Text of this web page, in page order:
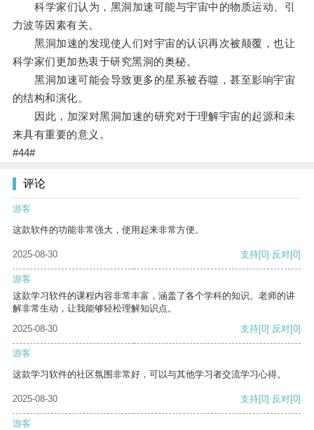
科学家们认为，黑洞加速可能与宇宙中的物质运动、引
力波等因素有关。
黑洞加速的发现使人们对宇宙的认识再次被颠覆，也让
科学家们更加热衷于研究黑洞的奥秘。
黑洞加速可能会导致更多的星系被吞噬，甚至影响宇宙
的结构和演化。
因此，加深对黑洞加速的研究对于理解宇宙的起源和未
来具有重要的意义。
#44#
评论
游客
这款软件的功能非常强大，使用起来非常方便。
2025-08-30 支持[0] 反对[0]
游客
这款学习软件的课程内容非常丰富，涵盖了各个学科的知识。老师的讲
解非常生动，让我能够轻松理解知识点。
2025-08-30
支持[0] 反对[0]
游客
这款学习软件的社区氛围非常好，可以与其他学习者交流学习心得。
2025-08-30 支持[0] 反对[0]
游客